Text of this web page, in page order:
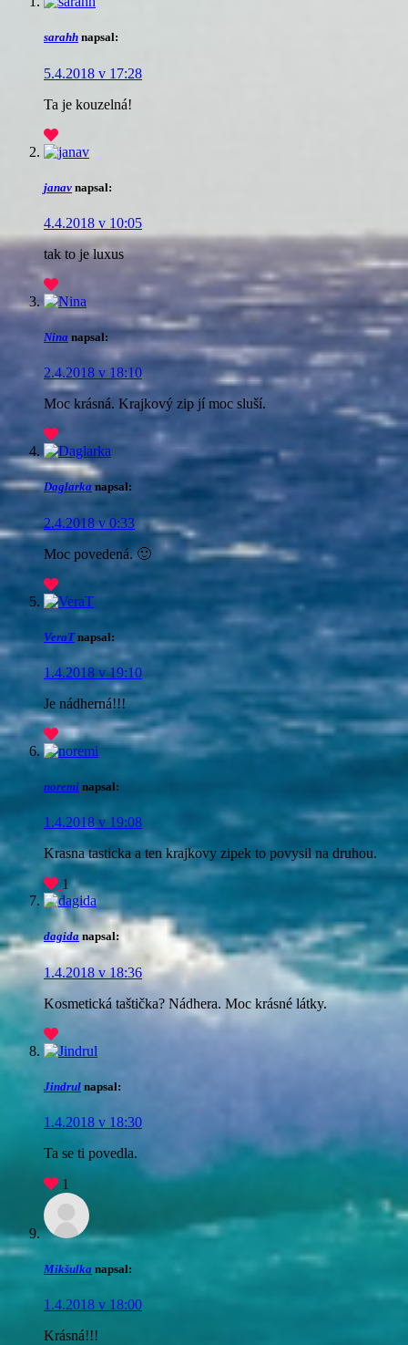
sarahh napsal:
5.4.2018 v 17:28
Ta je kouzelná!
janav napsal:
4.4.2018 v 10:05
tak to je luxus
Nina napsal:
2.4.2018 v 18:10
Moc krásná. Krajkový zip jí moc sluší.
Daglarka napsal:
2.4.2018 v 0:33
Moc povedená. 🙂
VeraT napsal:
1.4.2018 v 19:10
Je nádherná!!!
noremi napsal:
1.4.2018 v 19:08
Krasna tasticka a ten krajkovy zipek to povysil na druhou.
1
dagida napsal:
1.4.2018 v 18:36
Kosmetická taštička? Nádhera. Moc krásné látky.
Jindrul napsal:
1.4.2018 v 18:30
Ta se ti povedla.
1
Mikšulka napsal:
1.4.2018 v 18:00
Krásná!!!